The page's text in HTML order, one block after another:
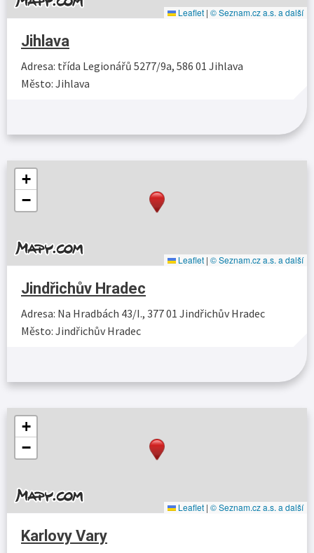
Leaflet | © Seznam.cz a.s. a další
Jihlava
Adresa: třída Legionářů 5277/9a, 586 01 Jihlava
Město: Jihlava
+
−
Leaflet | © Seznam.cz a.s. a další
Jindřichův Hradec
Adresa: Na Hradbách 43/I., 377 01 Jindřichův Hradec
Město: Jindřichův Hradec
+
−
Leaflet | © Seznam.cz a.s. a další
Karlovy Vary